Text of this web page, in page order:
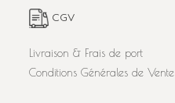
CGV
Livraison & Frais de port
Conditions Générales de Vente